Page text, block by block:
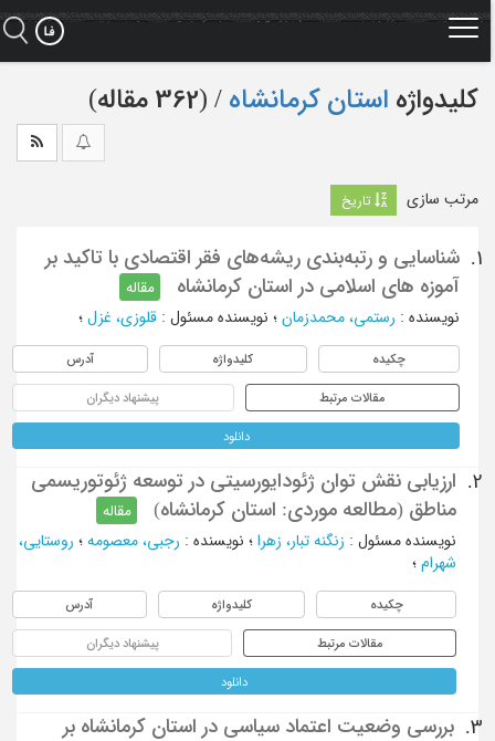
کلیدواژه استان کرمانشاه ‏/ (362 مقاله)
مرتب سازی تاریخ
1.
شناسایی و رتبه‌بندی ریشه‌های فقر اقتصادی با تاکید بر
آموزه های اسلامی در استان کرمانشاه
مقاله
نویسنده: رستمی، محمدزمان؛ نویسنده مسئول : قلوزی، غزل ؛
چکیده کلیدواژه آدرس
مقالات مرتبط پیشنهاد دیگران
دانلود
2.
ارزیابی نقش توان ژئودایورسیتی در توسعه ژئوتوریسمی
مناطق (مطالعه موردی: استان کرمانشاه)
مقاله
نویسنده مسئول : زنگنه تبار، زهرا ؛ نویسنده: رجبی، معصومه؛ روستایی،
شهرام؛
چکیده کلیدواژه آدرس
مقالات مرتبط پیشنهاد دیگران
دانلود
3.
بررسی وضعیت اعتماد سیاسی در استان کرمانشاه بر